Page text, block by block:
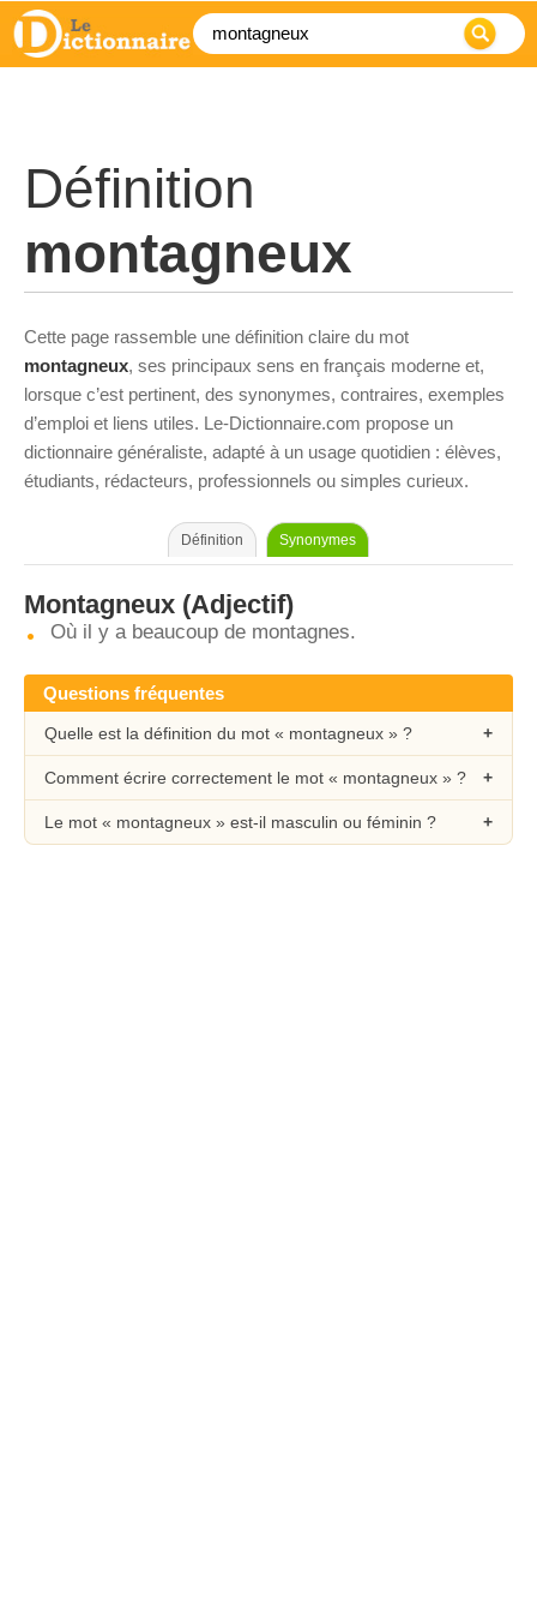
Définition
montagneux
Cette page rassemble une définition claire du mot
montagneux, ses principaux sens en français moderne et,
lorsque c’est pertinent, des synonymes, contraires, exemples
d’emploi et liens utiles. Le-Dictionnaire.com propose un
dictionnaire généraliste, adapté à un usage quotidien : élèves,
étudiants, rédacteurs, professionnels ou simples curieux.
Définition Synonymes
Montagneux (Adjectif)
Où il y a beaucoup de montagnes.
Questions fréquentes
Quelle est la définition du mot « montagneux » ?
Comment écrire correctement le mot « montagneux » ?
Le mot « montagneux » est-il masculin ou féminin ?